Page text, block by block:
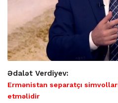
Ədalət Verdiyev:
Ermənistan separatçı
etməlidir